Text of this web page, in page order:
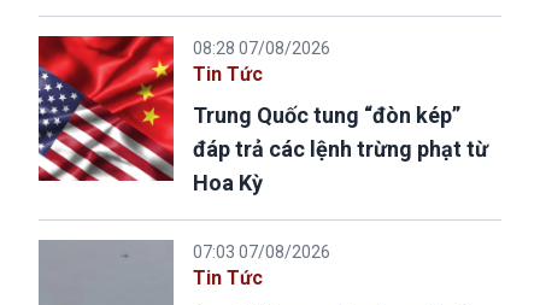
08:28 07/08/2026
Tin Tức
Trung Quốc tung “đòn kép”
đáp trả các lệnh trừng phạt từ
Hoa Kỳ
07:03 07/08/2026
Tin Tức